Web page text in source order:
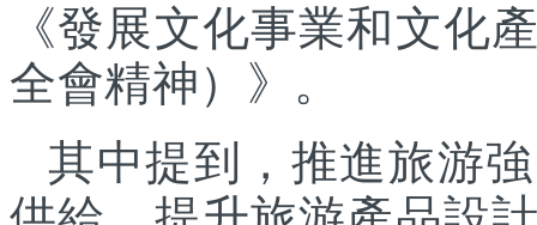
《發展文化事業和文化
全會精神）》。
其中提到，推進旅游